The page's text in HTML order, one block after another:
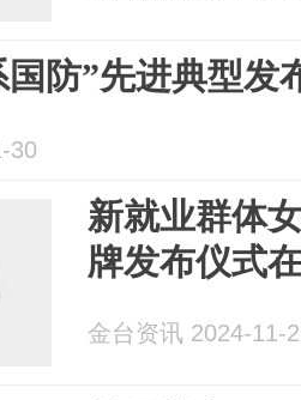
国防”先进典型发
30
新就业群体
牌发布仪式
金台资讯 2024-11-